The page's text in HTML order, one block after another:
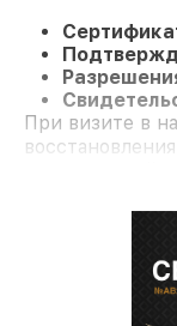
При визите в